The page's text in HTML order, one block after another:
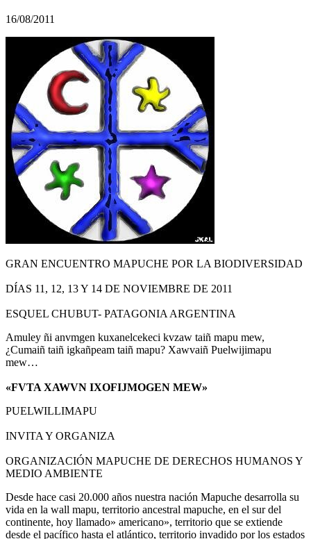
16/08/2011
GRAN ENCUENTRO MAPUCHE POR LA BIODIVERSIDAD
DÍAS 11, 12, 13 Y 14 DE NOVIEMBRE DE 2011
ESQUEL CHUBUT- PATAGONIA ARGENTINA
Amuley ñi anvmgen kuxanelcekeci kvzaw taiñ mapu mew,
¿Cumaiñ taiñ igkañpeam taiñ mapu? Xawvaiñ Puelwijimapu
mew…
«FVTA XAWVN IXOFIJMOGEN MEW»
PUELWILLIMAPU
INVITA Y ORGANIZA
ORGANIZACIÓN MAPUCHE DE DERECHOS HUMANOS Y
MEDIO AMBIENTE
Desde hace casi 20.000 años nuestra nación Mapuche desarrolla su
vida en la wall mapu, territorio ancestral mapuche, en el sur del
continente, hoy llamado» americano», territorio que se extiende
desde el pacífico hasta el atlántico, territorio invadido por los estados